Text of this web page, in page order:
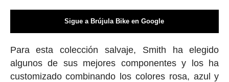
Sigue a Brújula Bike en Google
Para esta colección salvaje, Smith ha elegido
algunos de sus mejores componentes y los ha
customizado combinando los colores rosa, azul y